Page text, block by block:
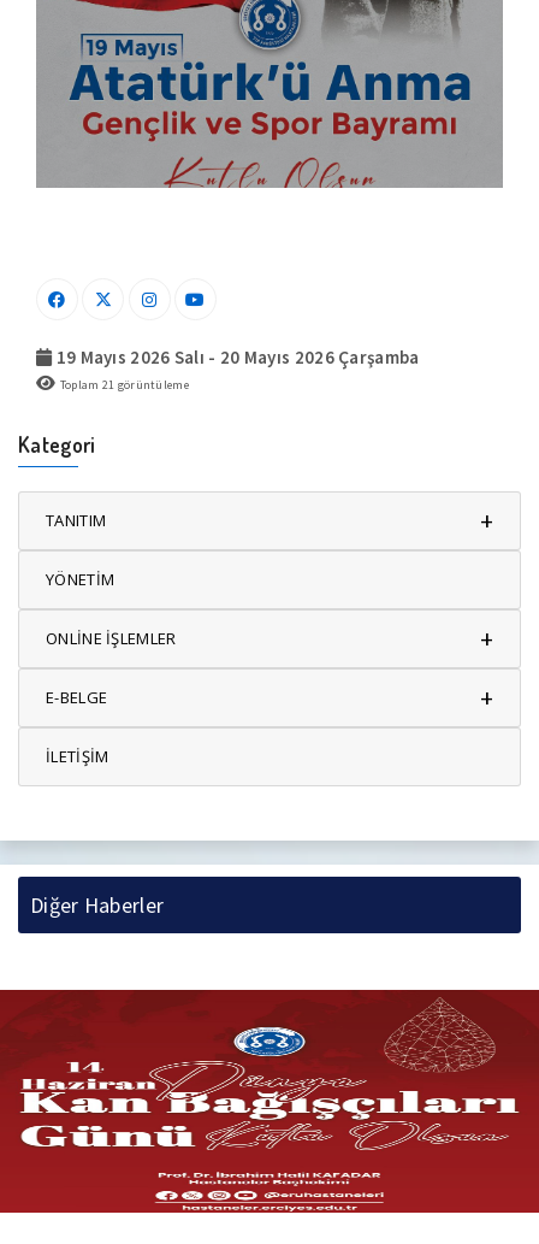
19 Mayıs 2026 Salı - 20 Mayıs 2026 Çarşamba
Toplam 21 görüntüleme
Kategori
TANITIM +
YÖNETİM
ONLİNE İŞLEMLER +
E-BELGE +
İLETİŞİM
Diğer Haberler